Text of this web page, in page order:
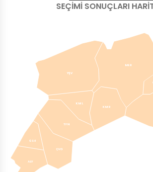
SEÇİMİ SONUÇLARI
ALY
GLH
ÇVD
TFN
KML
YŞV
MER
KMR